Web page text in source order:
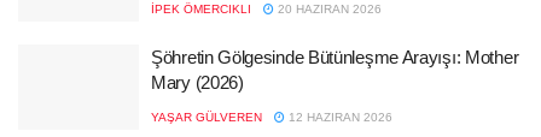
İPEK ÖMERCIKLI 20 HAZIRAN 2026
Şöhretin Gölgesinde Bütünleşme Arayışı: Mother
Mary (2026)
YAŞAR GÜLVEREN 12 HAZIRAN 2026